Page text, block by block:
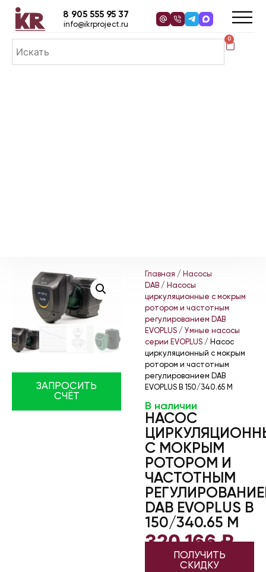
0
8 905 555 95 37
info@ikrproject.ru
ЗАПРОСИТЬ
СЧЁТ
Главная / Насосы
DAB / Насосы
циркуляционные с мокрым
ротором и частотным
регулированием DAB
EVOPLUS / Умные насосы
серии EVOPLUS / Насос
циркуляционный с мокрым
ротором и частотным
регулированием DAB
EVOPLUS B 150/340.65 M
В наличии
НАСОС
С МОКРЫМ
РОТОРОМ И
ЧАСТОТНЫМ
DAB EVOPLUS B
150/340.65 M
320 166₽
ПОЛУЧИТЬ
СКИДКУ